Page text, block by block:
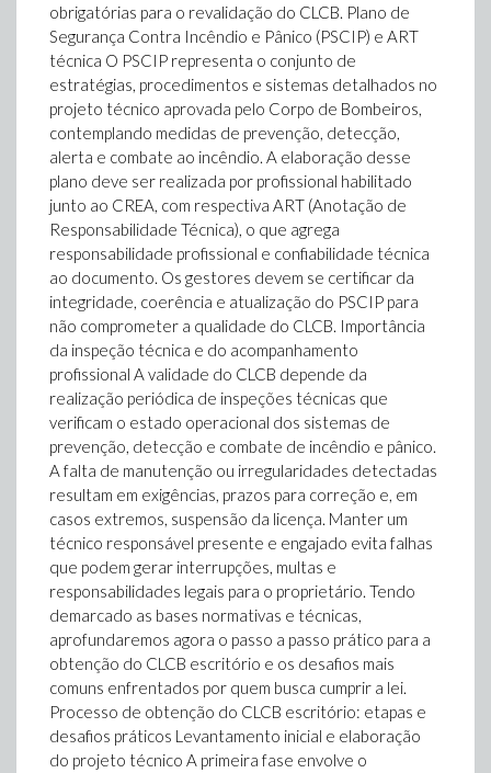
obrigatórias para o revalidação do CLCB. Plano de
Segurança Contra Incêndio e Pânico (PSCIP) e ART
técnica O PSCIP representa o conjunto de
estratégias, procedimentos e sistemas detalhados no
projeto técnico aprovada pelo Corpo de Bombeiros,
contemplando medidas de prevenção, detecção,
alerta e combate ao incêndio. A elaboração desse
plano deve ser realizada por profissional habilitado
junto ao CREA, com respectiva ART (Anotação de
Responsabilidade Técnica), o que agrega
responsabilidade profissional e confiabilidade técnica
ao documento. Os gestores devem se certificar da
integridade, coerência e atualização do PSCIP para
não comprometer a qualidade do CLCB. Importância
da inspeção técnica e do acompanhamento
profissional A validade do CLCB depende da
realização periódica de inspeções técnicas que
verificam o estado operacional dos sistemas de
prevenção, detecção e combate de incêndio e pânico.
A falta de manutenção ou irregularidades detectadas
resultam em exigências, prazos para correção e, em
casos extremos, suspensão da licença. Manter um
técnico responsável presente e engajado evita falhas
que podem gerar interrupções, multas e
responsabilidades legais para o proprietário. Tendo
demarcado as bases normativas e técnicas,
aprofundaremos agora o passo a passo prático para a
obtenção do CLCB escritório e os desafios mais
comuns enfrentados por quem busca cumprir a lei.
Processo de obtenção do CLCB escritório: etapas e
desafios práticos Levantamento inicial e elaboração
do projeto técnico A primeira fase envolve o